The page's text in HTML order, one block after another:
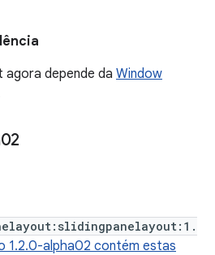
agora depende da Window
1.2.0-alpha02 contém estas